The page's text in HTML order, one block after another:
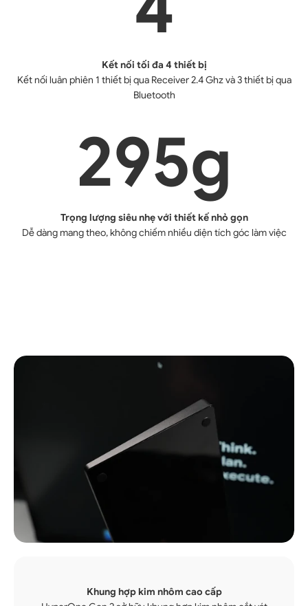
Kết nối tối đa 4 thiết bị
Kết nối luân phiên 1 thiết bị qua Receiver 2.4 Ghz và 3 thiết bị qua
Bluetooth
295g
Trọng lượng siêu nhẹ với thiết kế nhỏ gọn
Dễ dàng mang theo, không chiếm nhiều diện tích góc làm việc
Khung hợp kim nhôm cao cấp